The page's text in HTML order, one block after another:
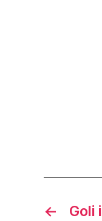
← Goli